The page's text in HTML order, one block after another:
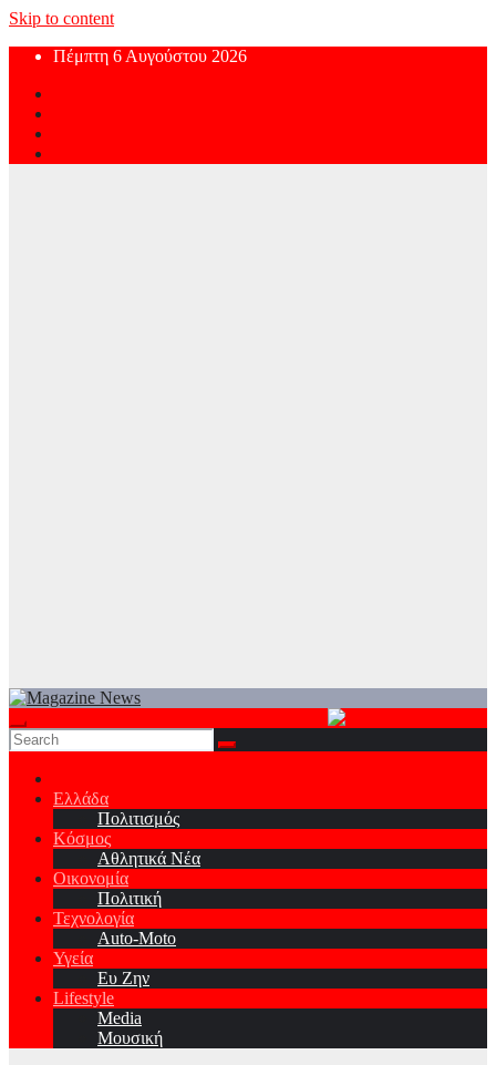
Skip to content
Πέμπτη 6 Αυγούστου 2026
Ελλάδα
Πολιτισμός
Κόσμος
Αθλητικά Νέα
Οικονομία
Πολιτική
Τεχνολογία
Auto-Moto
Υγεία
Ευ Ζην
Lifestyle
Media
Μουσική